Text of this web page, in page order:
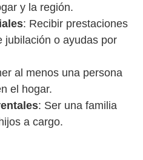
y la región.
: Recibir prestaciones
jubilación o ayudas por
al menos una persona
el hogar.
: Ser una familia
a cargo.